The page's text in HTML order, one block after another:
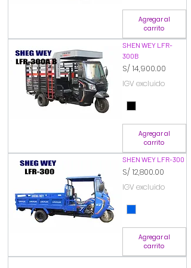
Agregar al
carrito
SHEN WEY LFR-
300B
Precio
S/ 14,900.00
IGV excluido
Agregar al
carrito
SHEN WEY LFR-300
Precio
S/ 12,800.00
IGV excluido
Agregar al
carrito